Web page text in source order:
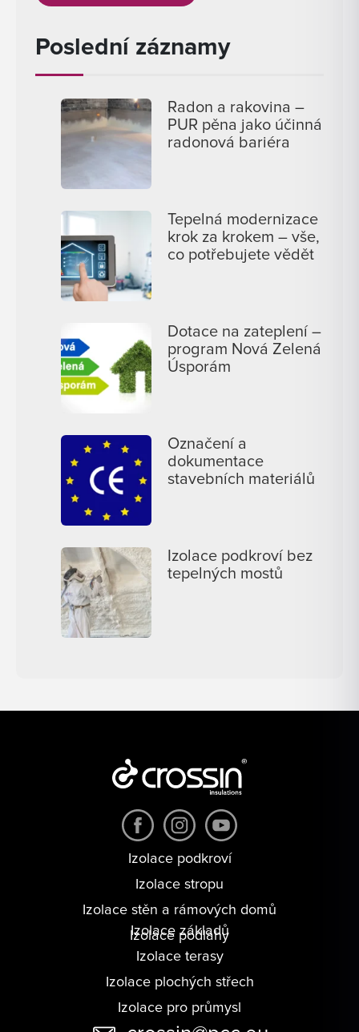
Poslední záznamy
Radon a rakovina –
PUR pěna jako účinná
radonová bariéra
Tepelná modernizace
krok za krokem – vše,
co potřebujete vědět
Dotace na zateplení –
program Nová Zelená
Úsporám
Označení a
dokumentace
stavebních materiálů
Izolace podkroví bez
tepelných mostů
Izolace podkroví
Izolace stropu
Izolace stěn a rámových domů
Izolace podlahy
Izolace základů
Izolace terasy
Izolace plochých střech
Izolace pro průmysl